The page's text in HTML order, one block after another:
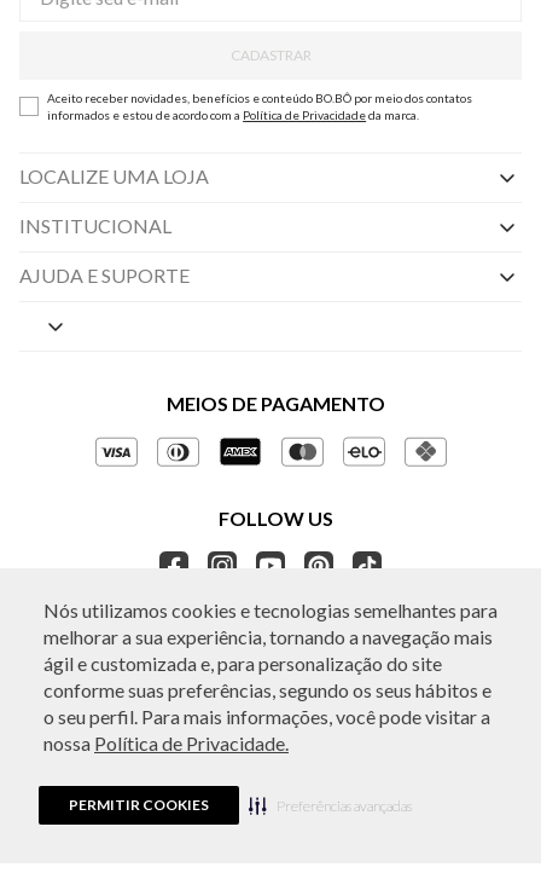
Nós utilizamos cookies e tecnologias semelhantes para
melhorar a sua experiência, tornando a navegação mais
ágil e customizada e, para personalização do site
conforme suas preferências, segundo os seus hábitos e
o seu perfil. Para mais informações, você pode visitar a
nossa Política de Privacidade.
PERMITIR COOKIES Preferências avançadas
CADASTRAR
Aceito receber novidades, benefícios e conteúdo BO.BÔ por meio dos contatos
informados e estou de acordo com a Política de Privacidadeda marca.
LOCALIZE UMA LOJA
INSTITUCIONAL
Nossas Lojas
Políticas de Privacidade
Gestão de Privacidade
Ética e Sustentabilidade
Seja um Revendedor
APP BO.BÔ
AJUDA E SUPORTE
Central de Preferências
Perguntas frequentes
Regulamentos e Promoções
MEIOS DE PAGAMENTO
FOLLOW US
© Copyright 2026 - Todos os direitos reservados. A BO.BÔ reserva-se no
disponibilidade de estoque a qualquer momento.
Em caso de dúvidas:0800 440 2222.
Horário de Atendimento:das 8h às 20h de segunda a sábado, exceto